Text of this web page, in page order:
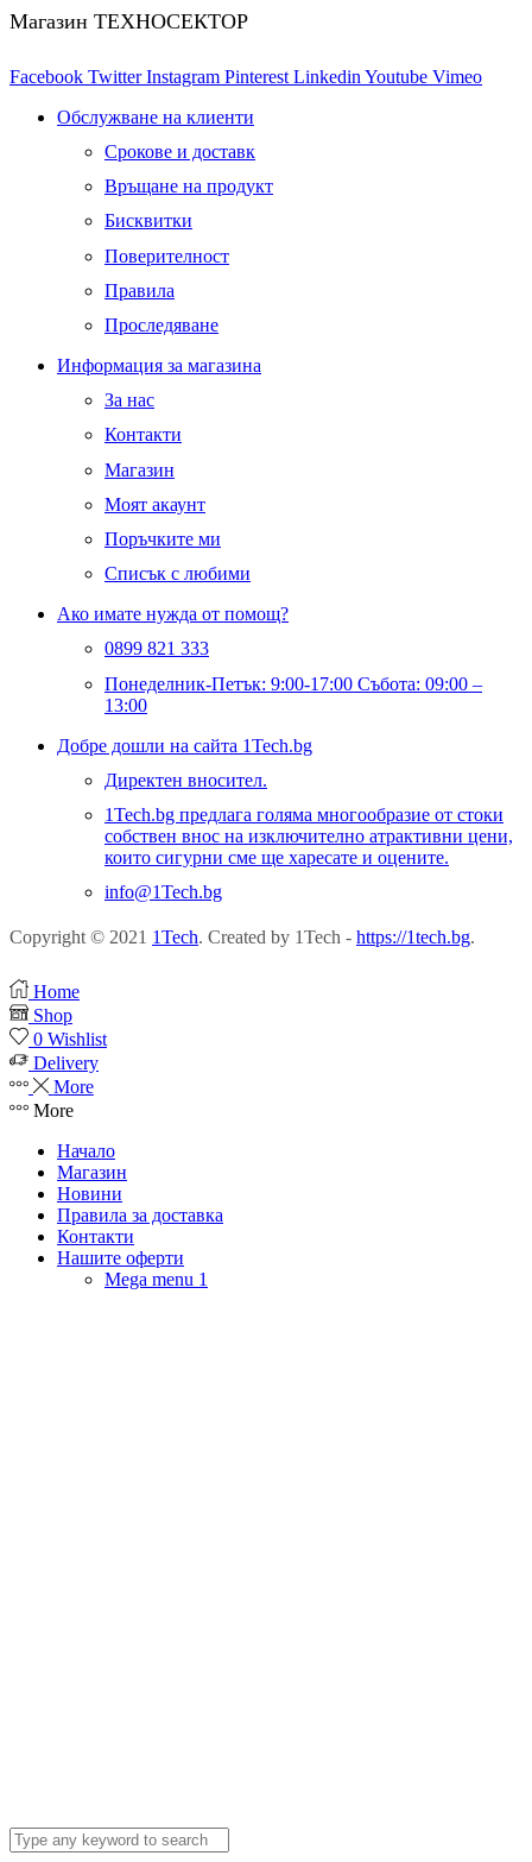
Магазин ТЕХНОСЕКТОР
Facebook Twitter Instagram Pinterest Linkedin Youtube Vimeo
Обслужване на клиенти
Срокове и доставк
Връщане на продукт
Бисквитки
Поверителност
Правила
Проследяване
Информация за магазина
За нас
Контакти
Магазин
Моят акаунт
Поръчките ми
Списък с любими
Ако имате нужда от помощ?
0899 821 333
Понеделник-Петък: 9:00-17:00 Събота: 09:00 –
13:00
Добре дошли на сайта 1Tech.bg
Директен вносител.
1Tech.bg предлага голяма многообразие от стоки
собствен внос на изключително атрактивни цени,
които сигурни сме ще харесате и оцените.
info@1Tech.bg
Copyright © 2021 1Tech. Created by 1Tech - https://1tech.bg.
Home
Shop
0 Wishlist
Delivery
More
More
Начало
Магазин
Новини
Правила за доставка
Контакти
Нашите оферти
Mega menu 1